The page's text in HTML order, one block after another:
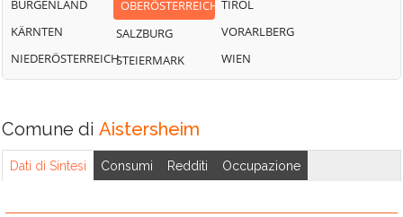
BURGENLAND
KÄRNTEN
NIEDERÖSTERREICH
OBERÖSTERREICH
SALZBURG
STEIERMARK
TIROL
VORARLBERG
WIEN
Comune di Aistersheim
Dati di Sintesi Consumi Redditi Occupazione